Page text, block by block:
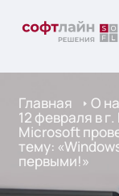
Главная О
12 февраля в
Microsoft
тему:
первыми!»